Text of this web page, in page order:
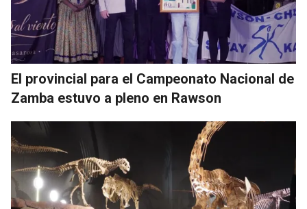
El provincial para el Campeonato Nacional de
Zamba estuvo a pleno en Rawson